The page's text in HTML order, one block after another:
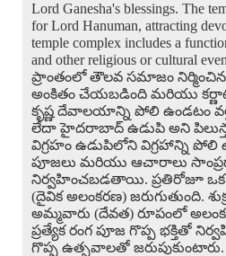
Lord Ganesha's blessings. The
for Lord Hanuman, attracting
temple complex includes a
and other religious or cultural
ప్రాంతంలో తౌలవ సమాజం నిర్మించిన
అంకితం చేయబడింది మరియు
కృష్ణ దేవాలయాన్ని పోలి ఉండటం
లేదా హైదరాబాద్ ఉడుపి అని
విగ్రహం ఉడుపిలోని విగ్రహాన్ని పోలి
పూజలు మరియు ఆచారాలు
నిర్వహించబడతాయి. ప్రతిరోజూ ఒక
(దైవిక అలంకరణ) జరుగుతుంది.
అమ్మవారు (దేవత) రూపంలో
ప్రత్యేక రంగ పూజ గొప్ప భక్తితో
గొప్ప ఉత్సవాలతో